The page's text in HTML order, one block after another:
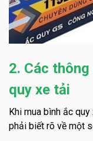
2. Các
quy xe tải
Khi mua bình ắc
phải biết rõ về một